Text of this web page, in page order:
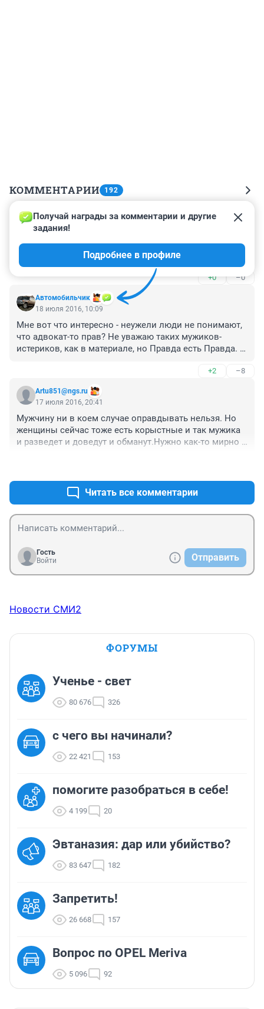
КОММЕНТАРИИ 192
Гость
17 ноября 2018, 21:27
А ничего что гражданский брак это
зарегистрированный в ЗАГС и никак иначе
+0 –0
Автомобильчик
Получай награды за комментарии и другие
задания!
Подробнее в профиле
18 июля 2016, 10:09
Мне вот что интересно - неужели люди не понимают,
что адвокат-то прав? Не уважаю таких мужиков-
истериков, как в материале, но Правда есть Правда.
расскажите мне, бестолковому - если бы обвиняемый
захотел именно убить, а не покалечить, то зачем ему
резать лицо, рискуя получить уже не ч.1 упомянутой
статьи, а ч.2 - "расстрельную"? Ведь ему тогда могли
инкриминировать ст.105, ч.2, п. "д" - "убийство с
особой жестокостью"! Там 111-я статья "умышленное
нанесение тяжких телесных", и никакой другой не
+2 –8
Artu851@ngs.ru
17 июля 2016, 20:41
Мужчину ни в коем случае оправдывать нельзя. Но
женщины сейчас тоже есть корыстные и так мужика
и разведет и доведут и обманут.Нужно как-то мирно
Читать все комментарии
Гость
Войти
Отправить
Новости СМИ2
ФОРУМЫ
Ученье - свет
80 676 326
с чего вы начинали?
22 421 153
помогите разобраться в себе!
4 199 20
Эвтаназия: дар или убийство?
83 647 182
Запретить!
26 668 157
Вопрос по OPEL Meriva
5 096 92